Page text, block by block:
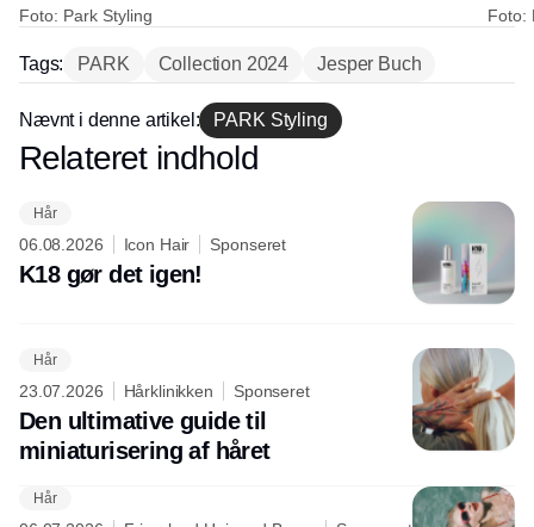
Foto: Park Styling Foto:
Tags: PARK Collection 2024 Jesper Buch
Nævnt i denne artikel: PARK Styling
Annonce
Relateret indhold
Hår
06.08.2026 Icon Hair Sponseret
K18 gør det igen!
Hår
23.07.2026 Hårklinikken Sponseret
Den ultimative guide til
miniaturisering af håret
Hår